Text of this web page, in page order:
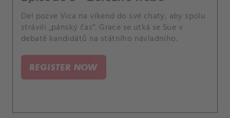
Del pozve Vica na víkend do své chaty, aby spolu
strávili „pánský čas“. Grace se utká se Sue v
debatě kandidátů na státního návladního.
REGISTER NOW